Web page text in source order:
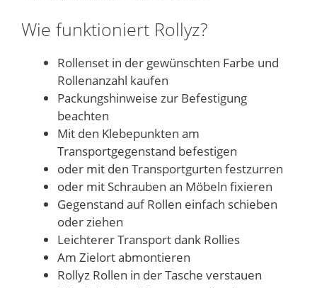
Wie funktioniert Rollyz?
Rollenset in der gewünschten Farbe und
Rollenanzahl kaufen
Packungshinweise zur Befestigung
beachten
Mit den Klebepunkten am
Transportgegenstand befestigen
oder mit den Transportgurten festzurren
oder mit Schrauben an Möbeln fixieren
Gegenstand auf Rollen einfach schieben
oder ziehen
Leichterer Transport dank Rollies
Am Zielort abmontieren
Rollyz Rollen in der Tasche verstauen